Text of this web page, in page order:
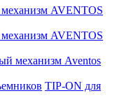
AVENTOS
AVENTOS
механизм Aventos
TIP-ON для